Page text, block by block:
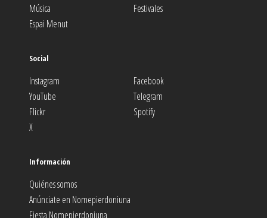
Música
Festivales
Espai Menut
Social
Instagram
Facebook
YouTube
Telegram
Flickr
Spotify
X
Información
Quiénes somos
Anúnciate en Nomepierdoniuna
Fiesta Nomepierdoniuna